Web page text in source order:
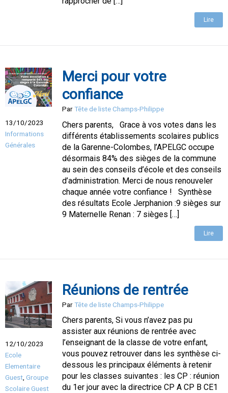
Lire
13/10/2023
Informations
Générales
Merci pour votre
confiance
ParTête de liste Champs-Philippe
Chers parents, Grace à vos votes dans les
différents établissements scolaires publics
de la Garenne-Colombes, l’APELGC occupe
désormais 84% des sièges de la commune
au sein des conseils d’école et des conseils
d’administration. Merci de nous renouveler
chaque année votre confiance ! Synthèse
des résultats Ecole Jerphanion :9 sièges sur
9 Maternelle Renan : 7 sièges […]
Lire
12/10/2023
Ecole
Elementaire
Guest Groupe
Scolaire Guest
Réunions de rentrée
ParTête de liste Champs-Philippe
Chers parents, Si vous n’avez pas pu
assister aux réunions de rentrée avec
l’enseignant de la classe de votre enfant,
vous pouvez retrouver dans les synthèse ci-
dessous les principaux éléments à retenir
pour les classes suivantes : les CP : réunion
du 1er jour avec la directrice CP A CP B CE1